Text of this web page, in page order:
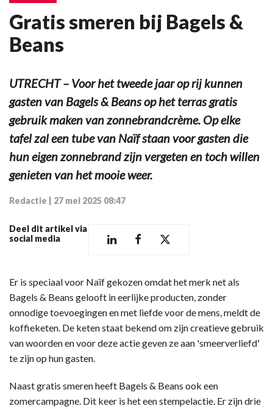
Gratis smeren bij Bagels &
Beans
UTRECHT – Voor het tweede jaar op rij kunnen
gasten van Bagels & Beans op het terras gratis
gebruik maken van zonnebrandcrème. Op elke
tafel zal een tube van Naïf staan voor gasten die
hun eigen zonnebrand zijn vergeten en toch willen
genieten van het mooie weer.
Redactie 27 mei 2025 08:47
Deel dit artikel via
social media
Er is speciaal voor Naïf gekozen omdat het merk net als
Bagels & Beans gelooft in eerlijke producten, zonder
onnodige toevoegingen en met liefde voor de mens, meldt de
koffieketen. De keten staat bekend om zijn creatieve gebruik
van woorden en voor deze actie geven ze aan 'smeerverliefd'
te zijn op hun gasten.
Naast gratis smeren heeft Bagels & Beans ook een
zomercampagne. Dit keer is het een stempelactie. Er zijn drie